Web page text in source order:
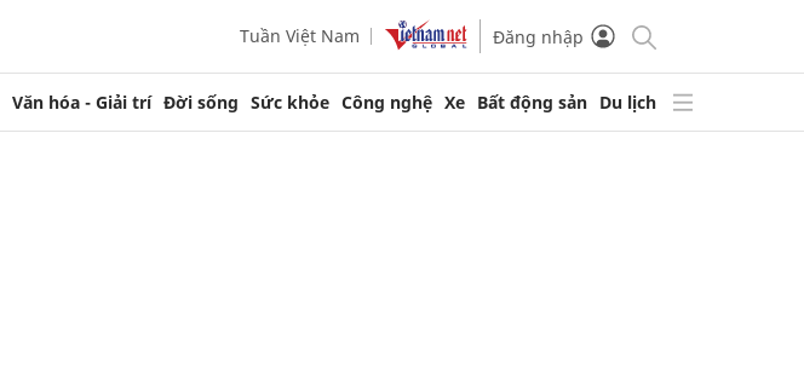
Tuần Việt Nam Đăng nhập
Văn hóa - Giải trí Đời sống Sức khỏe Công nghệ Xe Bất động sản Du lịch